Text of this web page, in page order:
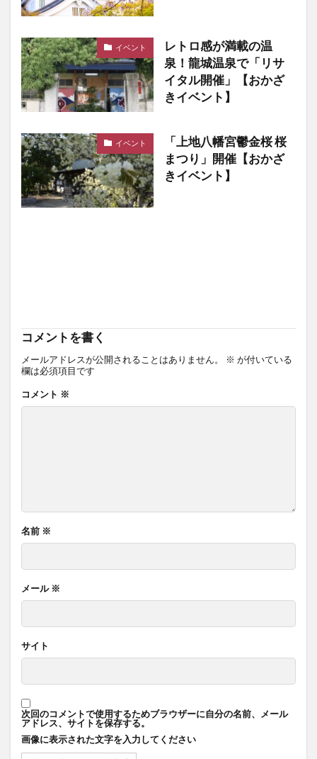
イベント
レトロ感が満載の温
泉！龍城温泉で「リサ
イタル開催」【おかざ
きイベント】
イベント
「上地八幡宮鬱金桜 桜
まつり」開催【おかざ
きイベント】
コメントを書く
メールアドレスが公開されることはありません。 ※ が付いている
欄は必須項目です
コメント ※
名前 ※
メール ※
サイト
次回のコメントで使用するためブラウザーに自分の名前、メール
アドレス、サイトを保存する。
画像に表示された文字を入力してください